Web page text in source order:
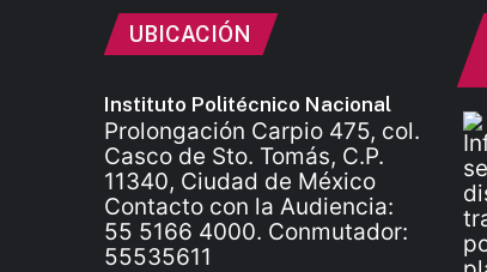
UBICACIÓN
Instituto Politécnico Nacional
Prolongación Carpio 475, col.
Casco de Sto. Tomás, C.P.
11340, Ciudad de México
Contacto con la Audiencia:
55 5166 4000. Conmutador:
55535611